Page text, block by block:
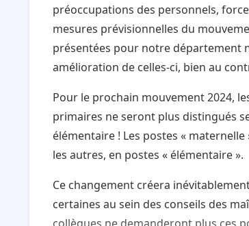
préoccupations des personnels,
mesures prévisionnelles du
présentées pour notre département
amélioration de celles-ci, bien au
Pour le prochain mouvement 2024,
primaires ne seront plus distingués
élémentaire ! Les postes «
les autres, en postes « élémentaire ».
Ce changement créera
certaines au sein des conseils des